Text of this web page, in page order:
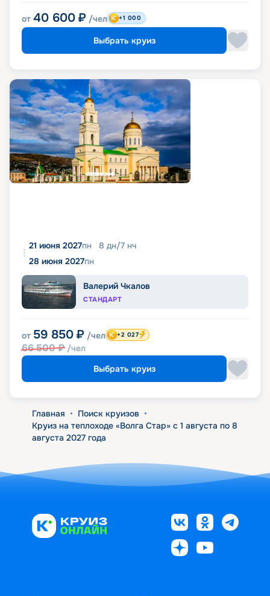
от 40 600 ₽ /чел +1 000
Выбрать круиз
21 июня 2027пн 8 дн/7 нч
28 июня 2027пн
Валерий Чкалов
СТАНДАРТ
от 59 850 ₽ /чел
66 500₽ /чел
+2 027
Выбрать круиз
Главная • Поиск круизов •
Круиз на теплоходе «Волга Стар» с 1 августа по 8
августа 2027 года